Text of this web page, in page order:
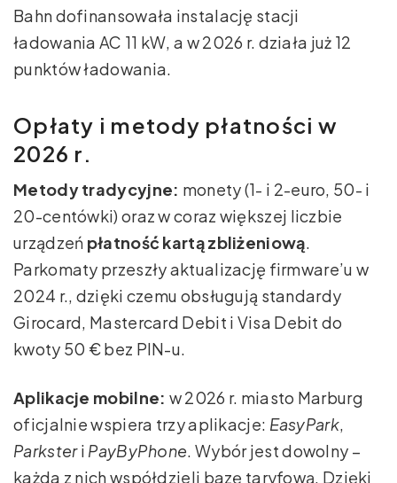
Bahn dofinansowała instalację stacji
ładowania AC 11 kW, a w 2026 r. działa już 12
punktów ładowania.
Opłaty i metody płatności w
2026 r.
Metody tradycyjne: monety (1- i 2-euro, 50- i
20-centówki) oraz w coraz większej liczbie
urządzeń płatność kartą zbliżeniową.
Parkomaty przeszły aktualizację firmware’u w
2024 r., dzięki czemu obsługują standardy
Girocard, Mastercard Debit i Visa Debit do
kwoty 50 € bez PIN-u.
Aplikacje mobilne: w 2026 r. miasto Marburg
oficjalnie wspiera trzy aplikacje: EasyPark,
Parksteri PayByPhone. Wybór jest dowolny –
każda z nich współdzieli bazę taryfową. Dzięki